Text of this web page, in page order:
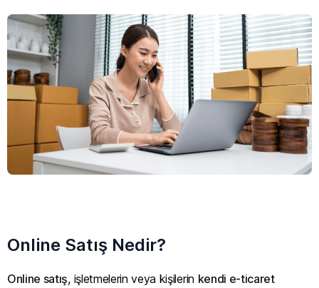
Online Satış Nedir?
Online satış, işletmelerin veya kişilerin kendi e-ticaret